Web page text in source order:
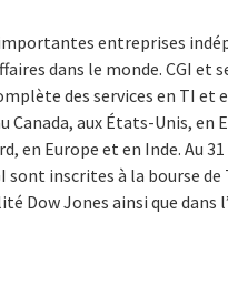
entreprises
dans le monde. CGI
des services en TI et
aux États-Unis, en
en Europe et en Inde. Au
inscrites à la bourse de
Dow Jones ainsi que dans